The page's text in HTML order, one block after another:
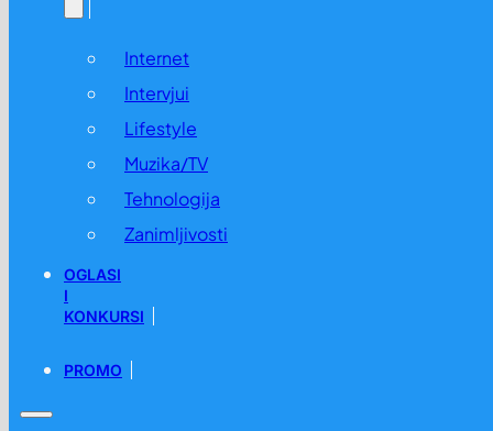
Internet
Intervjui
Lifestyle
Muzika/TV
Tehnologija
Zanimljivosti
OGLASI
I
KONKURSI
PROMO